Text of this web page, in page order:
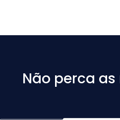
Não perca